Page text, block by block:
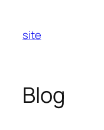
contenu
site
Blog